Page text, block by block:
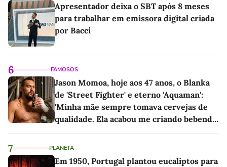
Apresentador deixa o SBT após 8 meses
para trabalhar em emissora digital criada
por Bacci
6 FAMOSOS
Jason Momoa, hoje aos 47 anos, o Blanka
de 'Street Fighter' e eterno 'Aquaman':
'Minha mãe sempre tomava cervejas de
qualidade. Ela acabou me criando bebendo
7 PLANETA
Em 1950, Portugal plantou eucaliptos para